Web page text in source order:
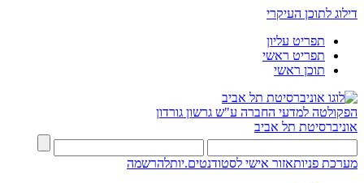
דילוג לתוכן העיקרי
תפריט עליון
תפריט ראשי
תוכן ראשי
הפקולטה למדעי החברה ע"ש גרשון גורדון
אוניברסיטת תל אביב
מערכת פניותאזור אישי לסטודנטים.יותלהרשמה